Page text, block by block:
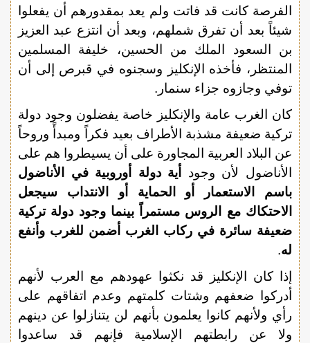
الفرصة كانت قد فاتت ولم يعد بمقدورهم أن يفعلوا
شيئاً بعد أن تفرق شملهم، وبعد أن انتزع عبد العزيز
بن السعود الملك من الحسين، خليفة المسلمين
المنتظر، فأخذه الإنكليز وسجنوه في قبرص إلى أن
توفي وجازوه جزاء سنمار.
كان الغرب عامة والإنكليز خاصة يفضلون وجود دولة
تركية ضعيفة مشذبة الأطراف بعيد فكراً ومبدأً وروحاً
عن البلاد العربية المجاورة على أن يسيطروا هم على
الأناضول لأن وجود
أية دولة أوروبية في الأناضول
باسم الاستعمار أو الحماية أو الانتداب سيجعل
الاحتكاك مع الروس مستمراً بينما وجود دولة تركية
ضعيفة سائرة في ركاب الغرب أضمن للغرب وأنفع
له.
إذا كان الإنكليز قد نكثوا عهودهم مع العرب لأنهم
أدركوا ضعفهم وشتات كلمتهم وعدم اتفاقهم على
رأي ولأنهم كانوا يعلمون بأنهم لن يتنازلوا عن دينهم
ولا عن رابطتهم الإسلامية فإنهم قد ساعدوا